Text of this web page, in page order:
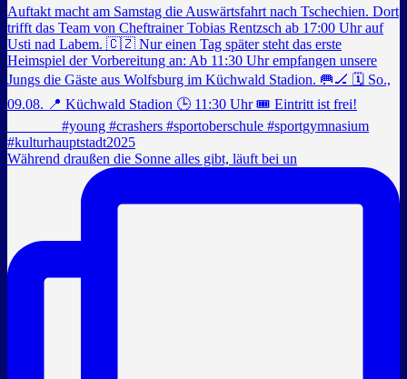
Während draußen die Sonne alles gibt, läuft bei un